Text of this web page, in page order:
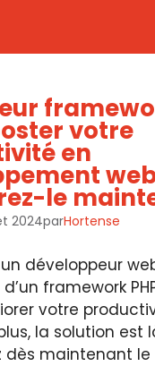
votre
en
le
2024parHortense
développeur
framework
votre
la solution est
dès maintenant le